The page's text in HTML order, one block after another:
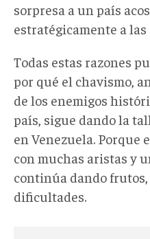
sorpresa a un país
estratégicamente a
Todas estas razones
por qué el chavismo,
de los enemigos
país, sigue dando la
en Venezuela. Porque
con muchas aristas y
continúa dando frutos,
dificultades.